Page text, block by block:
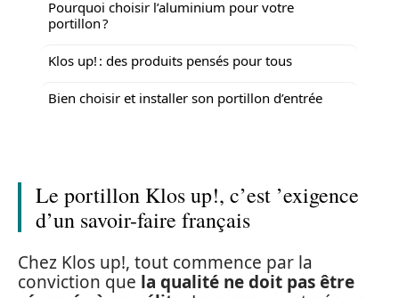
Pourquoi choisir l’aluminium pour votre
portillon ?
Klos up! : des produits pensés pour tous
Bien choisir et installer son portillon d’entrée
Le portillon Klos up!, c’est ’exigence
d’un savoir-faire français
Chez Klos up!, tout commence par la
conviction que la qualité ne doit pas être